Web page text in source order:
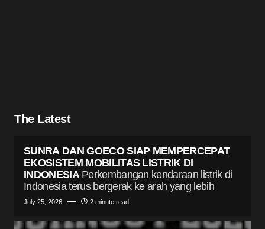
The Latest
SUNRA DAN GOECO SIAP MEMPERCEPAT
EKOSISTEM MOBILITAS LISTRIK DI
INDONESIA Perkembangan kendaraan listrik di
Indonesia terus bergerak ke arah yang lebih
July 25, 2026 2 minute read